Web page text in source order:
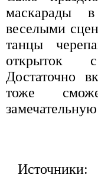
маскарады
веселыми
танцы
открыток
Достаточно
тоже
Источники: